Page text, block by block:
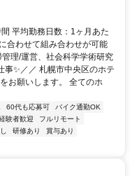
平均勤務日数：1ヶ月あた
合わせて組み合わせが可能
理/運営、社会科学学術研究
事✨／／ 札幌市中央区のホテ
お願いします。 全てのホ
60代も応募可
バイク通勤OK
験者歓迎
フルリモート
研修あり
賞与あり